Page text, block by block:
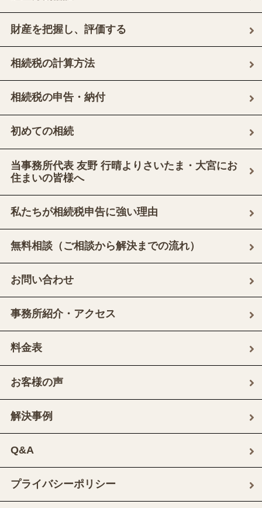
財産を把握し、評価する
相続税の計算方法
相続税の申告・納付
初めての相続
当事務所代表 友野 行晴よりさいたま・大宮にお
住まいの皆様へ
私たちが相続税申告に強い理由
無料相談（ご相談から解決までの流れ）
お問い合わせ
事務所紹介・アクセス
料金表
お客様の声
解決事例
Q&A
プライバシーポリシー